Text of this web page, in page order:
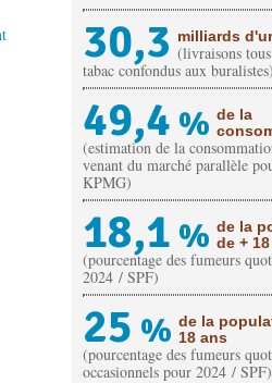
30,3 milliards
(livraisons
tabac confondus aux buralistes)
49,4 % de la
(estimation de la
venant du marché parallèle
KPMG)
18,1 % de la
de +
(pourcentage des fumeurs
2024 / SPF)
25 % de la
18 ans
(pourcentage des fumeurs
occasionnels pour 2024 / SPF)